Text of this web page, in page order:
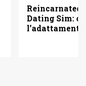
Reincarnated
Dating Sim: